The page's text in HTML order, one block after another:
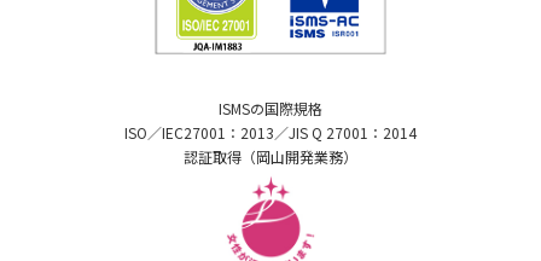
ISMSの国際規格
ISO／IEC27001：2013／JIS Q 27001：2014
認証取得（岡山開発業務）